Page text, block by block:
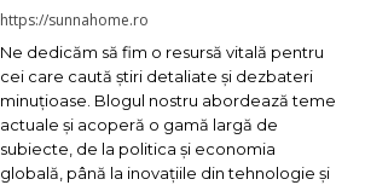
https://sunnahome.ro
Ne dedicăm să fim o resursă vitală pentru
cei care caută știri detaliate și dezbateri
minuțioase. Blogul nostru abordează teme
actuale și acoperă o gamă largă de
subiecte, de la politica și economia
globală, până la inovațiile din tehnologie și